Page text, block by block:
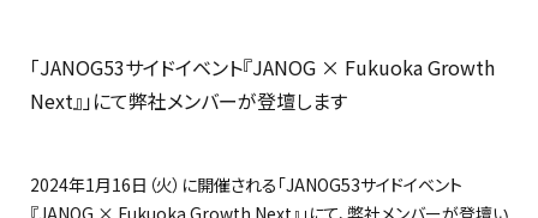
「JANOG53サイドイベント『JANOG × Fukuoka Growth
Next』」にて弊社メンバーが登壇します
2024年1月16日（火）に開催される「JANOG53サイドイベント
『JANOG × Fukuoka Growth Next』」にて、弊社メンバーが登壇い